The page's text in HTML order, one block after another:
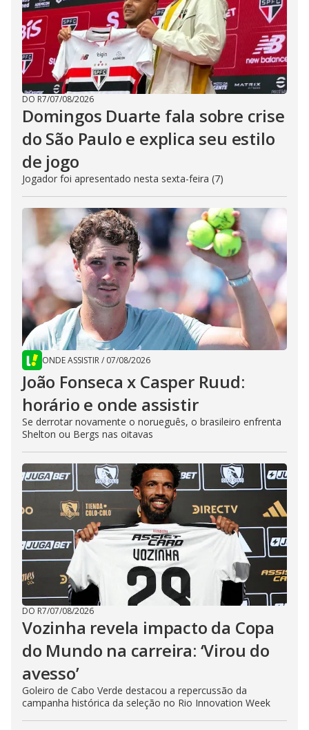
DO R7/07/08/2026
Domingos Duarte fala sobre crise
do São Paulo e explica seu estilo
de jogo
Jogador foi apresentado nesta sexta-feira (7)
ONDE ASSISTIR/ 07/08/2026
João Fonseca x Casper Ruud:
horário e onde assistir
Se derrotar novamente o norueguês, o brasileiro enfrenta
Shelton ou Bergs nas oitavas
DO R7/07/08/2026
Vozinha revela impacto da Copa
do Mundo na carreira: ‘Virou do
avesso’
Goleiro de Cabo Verde destacou a repercussão da
campanha histórica da seleção no Rio Innovation Week